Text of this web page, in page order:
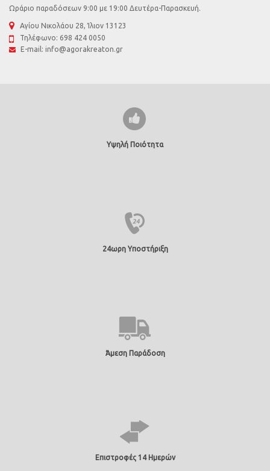
Ωράριο παραδόσεων 9:00 με 19:00 Δευτέρα-Παρασκευή.
Αγίου Νικολάου 28, Ίλιον 13123
Τηλέφωνο: 698 424 0050
E-mail: info@agorakreaton.gr
Υψηλή Ποιότητα
24ωρη Υποστήριξη
Άμεση Παράδοση
Επιστροφές 14 Ημερών